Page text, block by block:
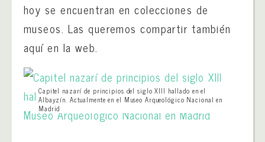
hoy se encuentran en colecciones de
museos. Las queremos compartir también
aquí en la web.
Capitel nazarí de principios del siglo XIII hallado en el
Albayzín. Actualmente en el Museo Arqueológico Nacional en
Madrid